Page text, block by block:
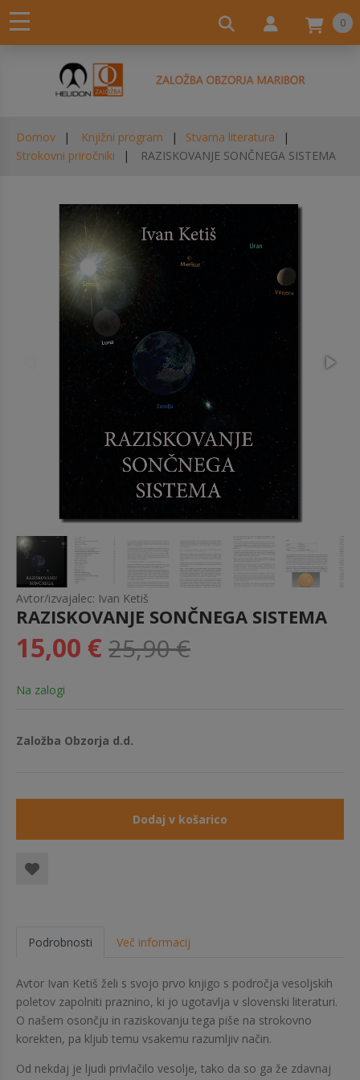
0
Domov Knjižni program
Stvarna literatura
Strokovni priročniki
RAZISKOVANJE SONČNEGA SISTEMA
Avtor/izvajalec: Ivan Ketiš
RAZISKOVANJE SONČNEGA SISTEMA
15,00 €25,90 €
Na zalogi
Založba Obzorja d.d.
Dodaj v košarico
Podrobnosti Več informacij
Avtor Ivan Ketiš želi s svojo prvo knjigo s področja vesoljskih
poletov zapolniti praznino, ki jo ugotavlja v slovenski literaturi.
O našem osončju in raziskovanju tega piše na strokovno
korekten, pa kljub temu vsakemu razumljiv način.
Od nekdaj je ljudi privlačilo vesolje, tako da so ga že zdavnaj